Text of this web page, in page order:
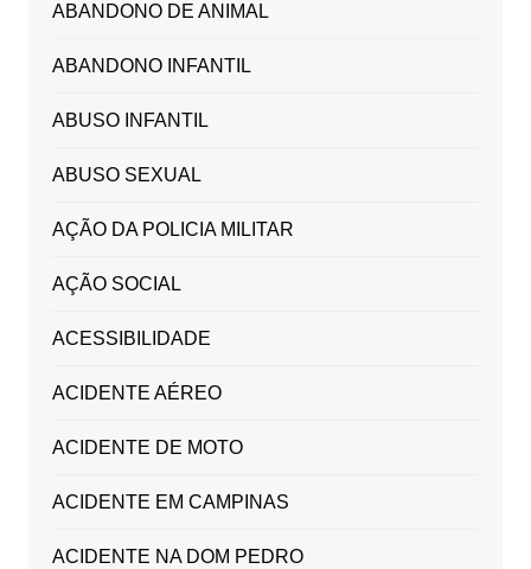
ABANDONO DE ANIMAL
ABANDONO INFANTIL
ABUSO INFANTIL
ABUSO SEXUAL
AÇÃO DA POLICIA MILITAR
AÇÃO SOCIAL
ACESSIBILIDADE
ACIDENTE AÉREO
ACIDENTE DE MOTO
ACIDENTE EM CAMPINAS
ACIDENTE NA DOM PEDRO